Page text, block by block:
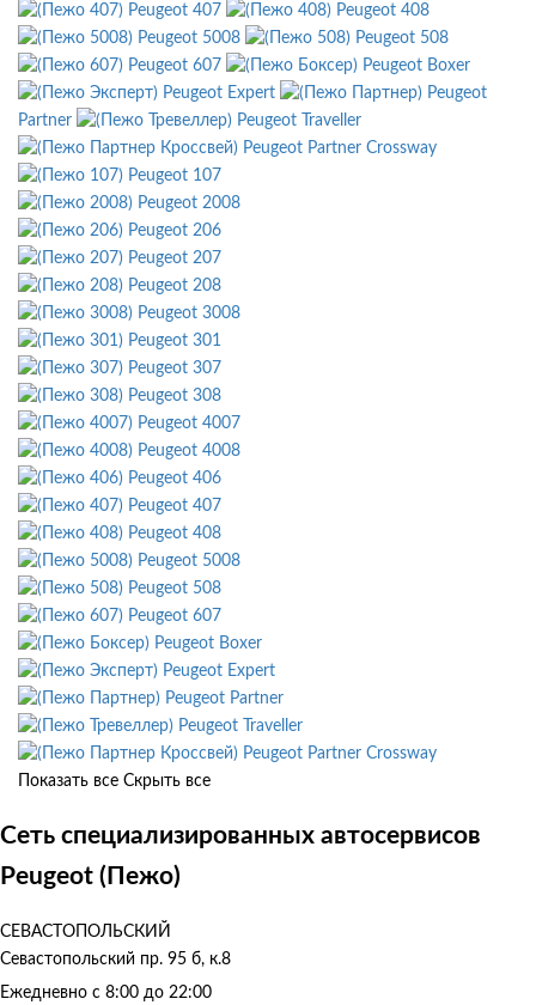
Peugeot 407
Peugeot 408
Peugeot 5008
Peugeot 508
Peugeot 607
Peugeot Boxer
Peugeot Expert
Peugeot
Partner
Peugeot Traveller
Peugeot Partner Crossway
Peugeot 107
Peugeot 2008
Peugeot 206
Peugeot 207
Peugeot 208
Peugeot 3008
Peugeot 301
Peugeot 307
Peugeot 308
Peugeot 4007
Peugeot 4008
Peugeot 406
Peugeot 407
Peugeot 408
Peugeot 5008
Peugeot 508
Peugeot 607
Peugeot Boxer
Peugeot Expert
Peugeot Partner
Peugeot Traveller
Peugeot Partner Crossway
Показать все Скрыть все
Сеть специализированных автосервисов
Peugeot (Пежо)
СЕВАСТОПОЛЬСКИЙ
Севастопольский пр. 95 б, к.8
Ежедневно с 8:00 до 22:00